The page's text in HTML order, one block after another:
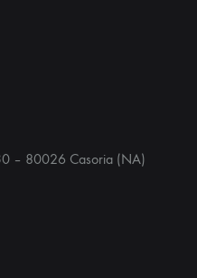
– 80026 Casoria (NA)